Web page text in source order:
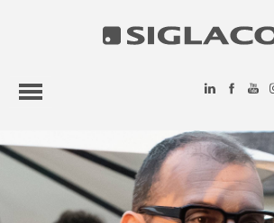
PROGETTI
SIGLACOM